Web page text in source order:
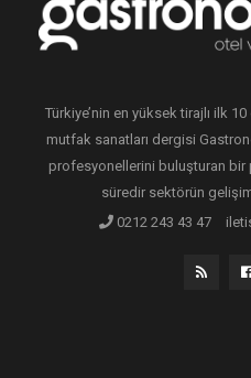
Türkiye’nin en yüksek tirajlı ilk
mutfak sanatları dergisi
profesyonellerini buluşturan bir
süredir sektörün
0212 243 43 47